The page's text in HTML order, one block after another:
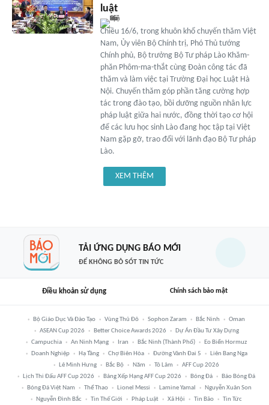
luật
Chiều 16/6, trong khuôn khổ chuyến thăm Việt
Nam, Ủy viên Bộ Chính trị, Phó Thủ tướng
Chính phủ, Bộ trưởng Bộ Tư pháp Lào Khăm-
phăn Phôm-ma-thắt cùng Đoàn công tác đã
thăm và làm việc tại Trường Đại học Luật Hà
Nội. Chuyến thăm góp phần tăng cường hợp
tác trong đào tạo, bồi dưỡng nguồn nhân lực
pháp luật giữa hai nước, đồng thời tạo cơ hội
để các lưu học sinh Lào đang học tập tại Việt
Nam gặp gỡ, trao đổi với lãnh đạo Bộ Tư pháp
Lào.
XEM THÊM
TẢI ỨNG DỤNG BÁO MỚI
ĐỂ KHÔNG BỎ SÓT TIN TỨC
Điều khoản sử dụng Chính sách bảo mật
Bộ Giáo Dục Và Đào Tạo Vùng Thủ Đô Sophon Zaram Bắc Ninh
Oman
ASEAN Cup 2026
Better Choice Awards 2026
Dự Án Đầu Tư Xây Dựng
Campuchia
An Ninh Mạng Iran Bắc Ninh (thành Phố)
Eo Biển Hormuz
Doanh Nghiệp
Hạ Tầng Chợ Biên Hòa Đường Vành Đai 5
Liên Bang Nga
Lê Minh Hưng
Bắc Bộ Năm Tô Lâm
AFF Cup 2026
Lịch Thi Đấu AFF Cup 2026
Bảng Xếp Hạng AFF Cup 2026 Bóng Đá
Báo Bóng Đá
Bóng Đá Việt Nam
Thể Thao Lionel Messi Lamine Yamal
Nguyễn Xuân Son
Nguyễn Đình Bắc
Tin Thế Giới Pháp Luật Xã Hội Tin Bão Tin Tức